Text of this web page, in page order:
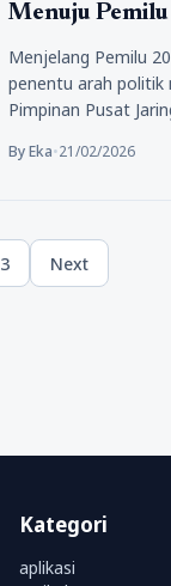
Menuju
Menjelang Pemilu
penentu arah politik
Pimpinan Pusat
By Eka•21/02/2026
Page
3 Next
Kategori
aplikasi